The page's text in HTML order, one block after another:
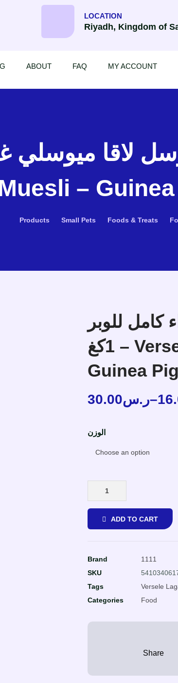
LOCATION
Riyadh, Kingdom of
ABOUT FAQ MY ACCOUNT
–
Products Small Pets Foods & Treats
كامل للوبر
1كغ – Versele Laga Crispy Muesli –
Guinea
–ر.س30.00
الوزن
ADD TO CART
Brand
1111
SKU
Tags
Versele
Categories
Food